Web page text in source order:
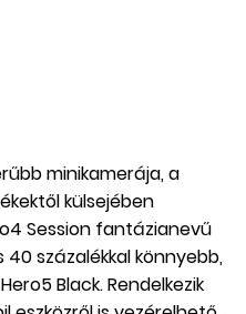
minikamerája, a
külsejében
Session fantázianevű
százalékkal könnyebb,
Black. Rendelkezik